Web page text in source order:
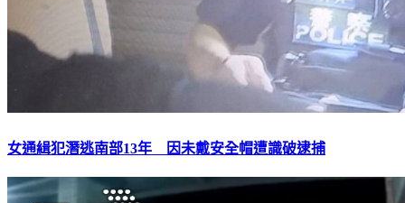
女通緝犯潛逃南部13年 因未戴安全帽遭識破逮捕